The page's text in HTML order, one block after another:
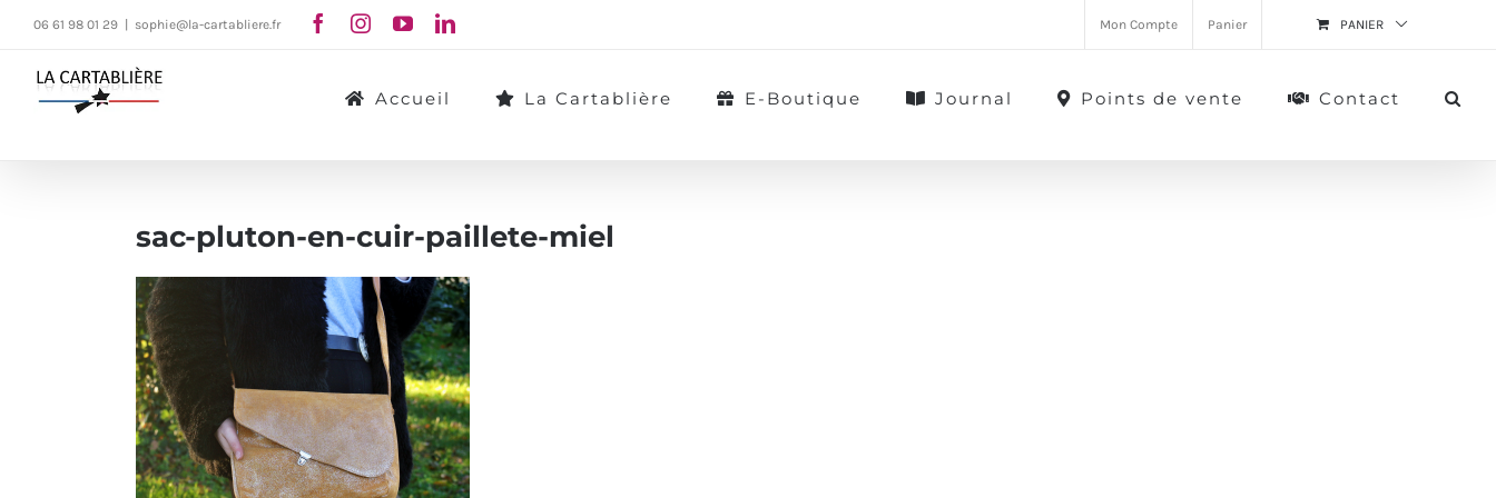
contenu
06 61 98 01 29 sophie@la-cartabliere.fr Mon Compte Panier PANIER
Accueil La Cartablière E-Boutique Journal Points de vente Contact
sac-pluton-en-cuir-paillete-miel